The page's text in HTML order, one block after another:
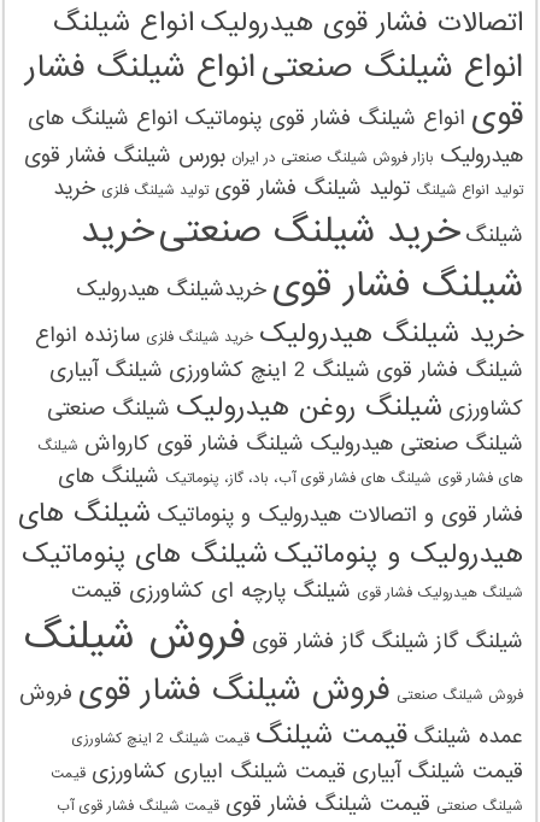
اتصالات فشار قوی هیدرولیک انواع شیلنگ
انواع شیلنگ صنعتیانواع شیلنگ فشار
قوی انواع شیلنگ فشار قوی پنوماتیک انواع شیلنگ های
هیدرولیک بازار فروش شیلنگ صنعتی در ایران بورس شیلنگ فشار قوی
تولید انواع شیلنگ تولید شیلنگ فشار قوی تولید شیلنگ‌ فلزی خرید
شیلنگ خرید شیلنگ صنعتیخرید
شیلنگ فشار قوی خریدشیلنگ هیدرولیک
خرید شیلنگ هیدرولیک خرید شیلنگ‌ فلزی سازنده انواع
شیلنگ فشار قوی شیلنگ 2 اینچ کشاورزی
شیلنگ آبیاری
کشاورزی شیلنگ روغن هیدرولیک شیلنگ صنعتی
شیلنگ صنعتی هیدرولیک شیلنگ فشار قوی کارواش شیلنگ
های فشار قوی شیلنگ های فشار قوی آب، باد، گاز، پنوماتیک شیلنگ های
فشار قوی و اتصالات هیدرولیک و پنوماتیک شیلنگ های
هیدرولیک و پنوماتیک شیلنگ های پنوماتیک
شیلنگ هیدرولیک فشار قوی شیلنگ پارچه ای کشاورزی قیمت
شیلنگ گاز شیلنگ گاز فشار قوی فروش شیلنگ
فروش شیلنگ صنعتی فروش شیلنگ فشار قوی فروش
عمده شیلنگ قیمت شیلنگ قیمت شیلنگ 2 اینچ کشاورزی
قیمت شیلنگ آبیاری قیمت شیلنگ ابیاری کشاورزی قیمت
شیلنگ صنعتی قیمت شیلنگ فشار قوی قیمت شیلنگ فشار قوی آب